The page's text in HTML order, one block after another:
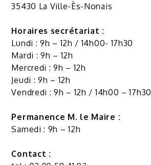
35430 La Ville-Ès-Nonais
Horaires secrétariat :
Lundi : 9h – 12h / 14h00- 17h30
Mardi : 9h – 12h
Mercredi : 9h – 12h
Jeudi : 9h – 12h
Vendredi : 9h – 12h / 14h00 – 17h30
Permanence M. le Maire :
Samedi : 9h – 12h
Contact :